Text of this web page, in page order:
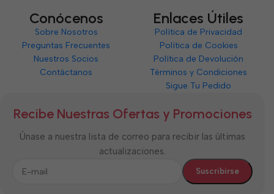
Conócenos
Sobre Nosotros
Preguntas Frecuentes
Nuestros Socios
Contáctanos
Enlaces Útiles
Política de Privacidad
Política de Cookies
Política de Devolución
Términos y Condiciones
Sigue Tu Pedido
Recibe Nuestras Ofertas y Promociones
Únase a nuestra lista de correo para recibir las últimas
actualizaciones.